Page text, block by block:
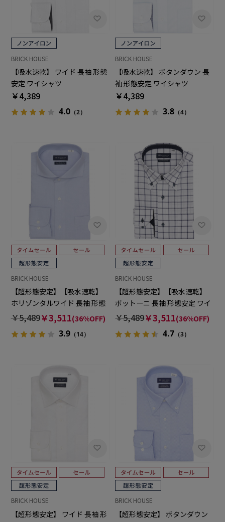
BRICK HOUSE
【吸水速乾】 ワイド 長袖 形態
安定 ワイシャツ
￥4,389
4.0（2）
BRICK HOUSE
【吸水速乾】 ボタンダウン 長
袖 形態安定 ワイシャツ
￥4,389
3.8 （4）
BRICK HOUSE
【超形態安定】【吸水速乾】
ホリゾンタルワイド 長袖 形態
安定 ワイシャツ
￥5,489￥3,511(36%OFF)
3.9（14）
BRICK HOUSE
【超形態安定】【吸水速乾】
ボットーニ 長袖 形態安定 ワイ
シャツ
￥5,489￥3,511(36%OFF)
4.7 （3）
BRICK HOUSE
【超形態安定】 ワイド 長袖 形
BRICK HOUSE
【超形態安定】 ボタンダウン